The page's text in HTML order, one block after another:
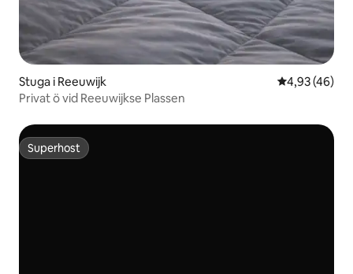
Stuga i Reeuwijk 4,93 av 5 i
4,93 (46)
Privat ö vid Reeuwijkse Plassen
Superhost
Superhost